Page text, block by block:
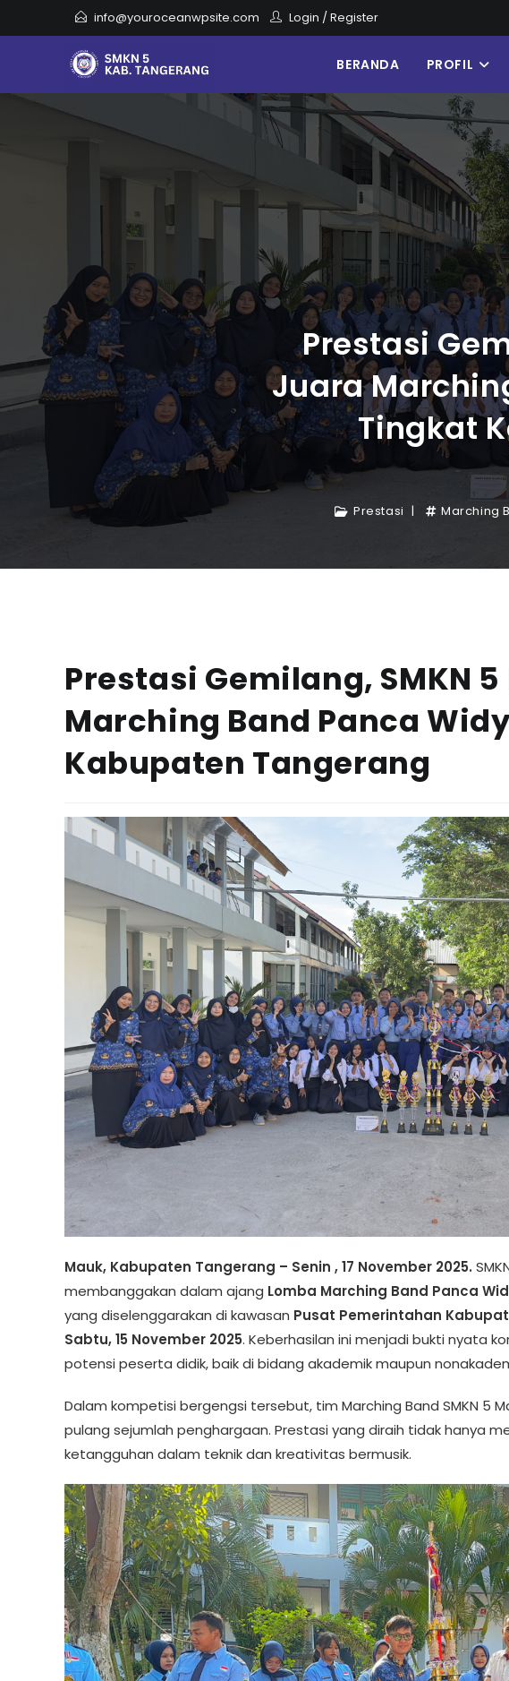
info@youroceanwpsite.com Login /Register
BERANDA PROFIL
Prestasi
Juara
Tingkat
Prestasi Marching
Prestasi Gemilang, SMKN
Marching Band Panca
Kabupaten Tangerang
Mauk, Kabupaten Tangerang – Senin , 17 November 2025.
membanggakan dalam ajang Lomba Marching Band Panca
yang diselenggarakan di kawasan Pusat Pemerintahan
Sabtu, 15 November 2025. Keberhasilan ini menjadi bukti nyata
potensi peserta didik, baik di bidang akademik maupun
Dalam kompetisi bergengsi tersebut, tim Marching Band SMKN 5
pulang sejumlah penghargaan. Prestasi yang diraih tidak hanya
ketangguhan dalam teknik dan kreativitas bermusik.